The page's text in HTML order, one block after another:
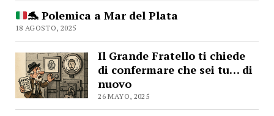
🐬 Polemica a Mar del Plata
18 AGOSTO, 2025
Il Grande Fratello ti chiede
di confermare che sei tu… di
nuovo
26 MAYO, 2025